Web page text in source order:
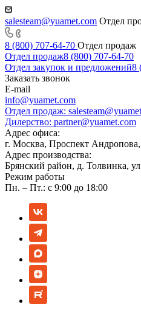
salesteam@yuamet.com Отдел
8 (800) 707-64-70 Отдел продаж
Отдел продаж8 (800) 707-64-70
Отдел закупок и предложений8
Заказать звонок
E-mail
info@yuamet.com
Отдел продаж:
Дилерство: partner@yuamet.com
Адрес офиса:
г. Москва, Проспект
Адрес производства:
Брянский район, д. Толвинка,
Режим работы
Пн. – Пт.: с 9:00 до 18:00